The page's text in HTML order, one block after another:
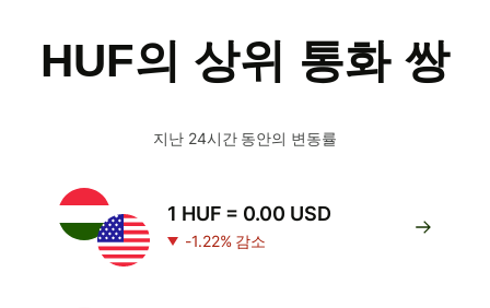
HUF의 상위 통화 쌍
지난 24시간 동안의 변동률
1 HUF = 0.00 USD
-1.22% 감소